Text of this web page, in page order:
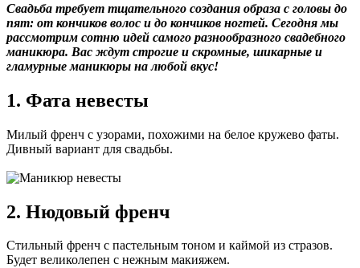
Свадьба требует тщательного создания образа с головы до
пят: от кончиков волос и до кончиков ногтей. Сегодня мы
рассмотрим сотню идей самого разнообразного свадебного
маникюра. Вас ждут строгие и скромные, шикарные и
гламурные маникюры на любой вкус!
1. Фата невесты
Милый френч с узорами, похожими на белое кружево фаты.
Дивный вариант для свадьбы.
2. Нюдовый френч
Стильный френч с пастельным тоном и каймой из стразов.
Будет великолепен с нежным макияжем.